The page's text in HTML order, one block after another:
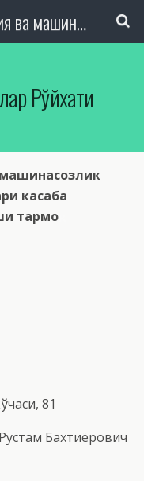
Ўзбекистон металлургия ва машинасозлик саноати тармоқлари ходимлари касаба уюшмаси Республика Кенгаши
Рўйхати
касаба
тармоқ
81
Бахтиёрович